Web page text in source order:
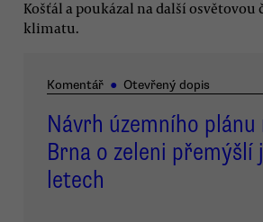
Košťál a poukázal na další osvětovou
klimatu.
Komentář ● Otevřený dopis
Návrh územního plánu
Brna o zeleni přemýšlí
letech